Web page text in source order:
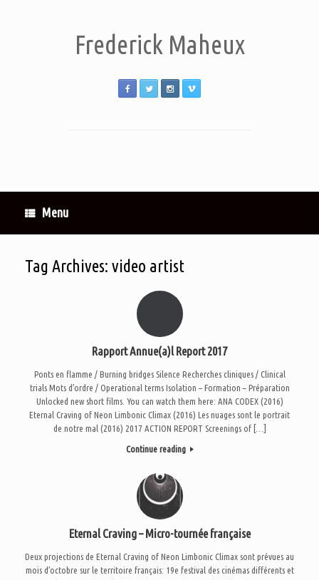
Frederick Maheux
Menu
Tag Archives: video artist
Rapport Annue(a)l Report 2017
Ponts en flamme / Burning bridges Silence Recherches cliniques / Clinical
trials Mots d’ordre / Operational terms Isolation – Formation – Préparation
Unlocked new short films. You can watch them here: ANA CODEX (2016)
Eternal Craving of Neon Limbonic Climax (2016) Les nuages sont le portrait
de notre mal (2016) 2017 ACTION REPORT Screenings of […]
Continue reading
Eternal Craving – Micro-tournée française
Deux projections de Eternal Craving of Neon Limbonic Climax sont prévues au
mois d’octobre sur le territoire français: 19e festival des cinémas différents et